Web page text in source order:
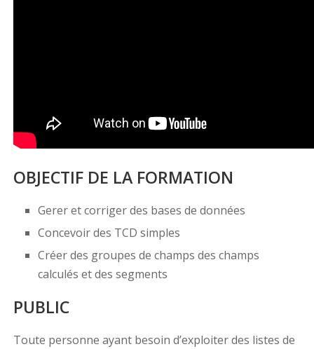
OBJECTIF DE LA FORMATION
Gerer et corriger des bases de données
Concevoir des TCD simples
Créer des groupes de champs des champs
calculés et des segments
PUBLIC
Toute personne ayant besoin d’exploiter des listes de